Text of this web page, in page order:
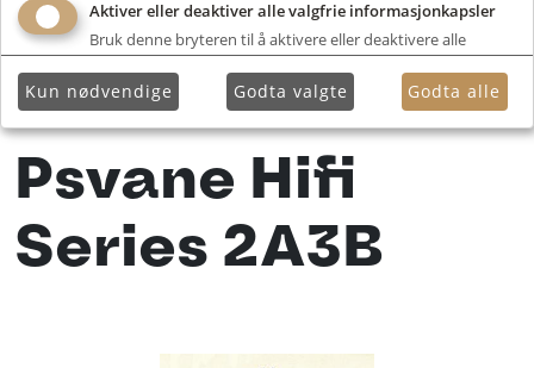
Psvane Hifi
Series 2A3B
Aktiver eller deaktiver alle valgfrie informasjonkapsler
Bruk denne bryteren til å aktivere eller deaktivere alle
Kun nødvendige Godta valgte Godta alle